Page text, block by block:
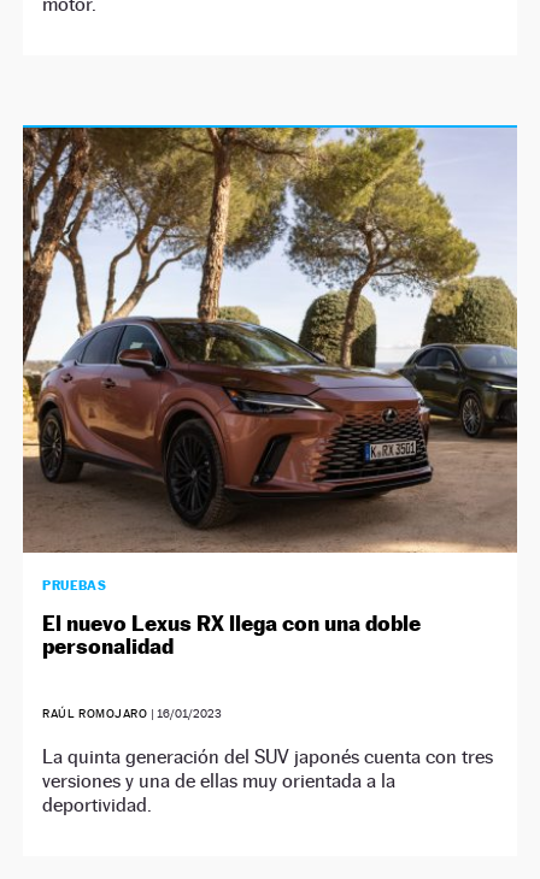
PRUEBAS
El nuevo Lexus RX llega con una doble
personalidad
RAÚL ROMOJARO | 16/01/2023
La quinta generación del SUV japonés cuenta con tres
versiones y una de ellas muy orientada a la
deportividad.